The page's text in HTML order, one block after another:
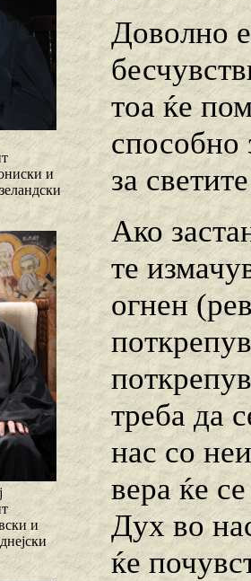
и
и
Доволно
тоа ќе
способно
за
Ако
те
огнен
треба да
нас со
вера ќе
Дух во
ќе